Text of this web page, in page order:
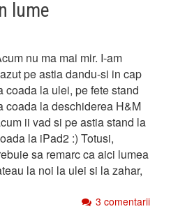
lume
nu ma mai mir. I-am
pe astia dandu-si in cap
coada la ulei, pe fete stand
coada la deschiderea H&M
ii vad si pe astia stand la
la iPad2 :) Totusi,
sa remarc ca aici lumea
la noi la ulei si la zahar,
3 comentarii